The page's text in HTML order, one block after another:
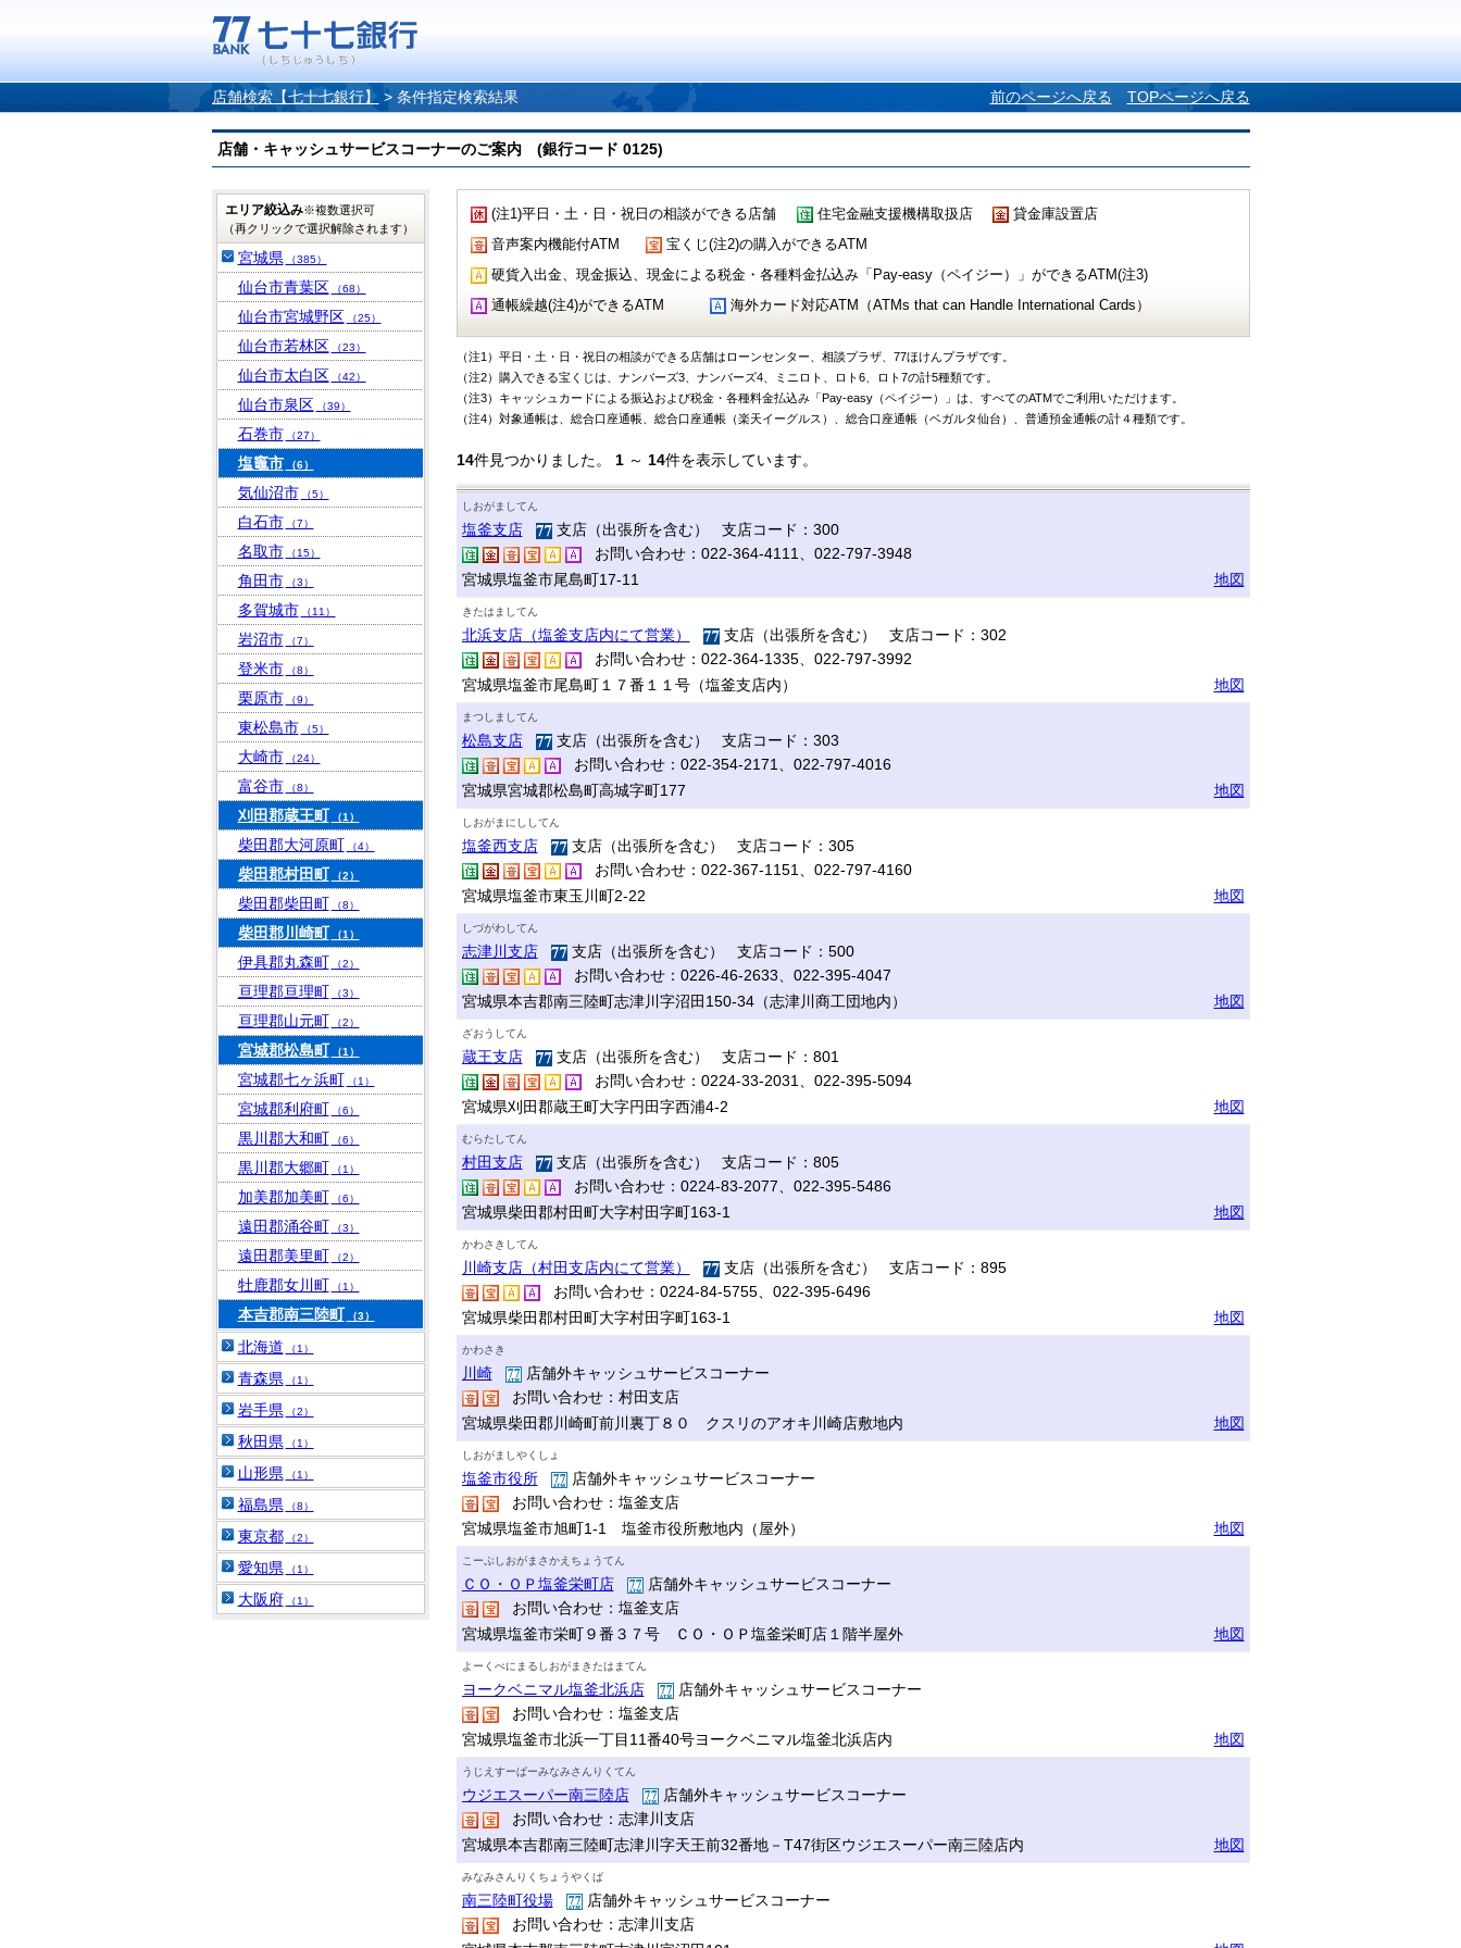
店舗検索【七十七銀行】 > 条件指定検索結果 前のページへ戻る TOPページへ戻る
店舗・キャッシュサービスコーナーのご案内 (銀行コード 0125)
(注1)平日・土・日・祝日の相談ができる店舗 住宅金融支援機構取扱店
貸金庫設置店
音声案内機能付ATM
宝くじ(注2)の購入ができるATM
硬貨入出金、現金振込、現金による税金・各種料金払込み「Pay-easy（ペイジー）」ができるATM(注3)
通帳繰越(注4)ができるATM
海外カード対応ATM（ATMs that can Handle International Cards）
（注1）平日・土・日・祝日の相談ができる店舗はローンセンター、相談プラザ、77ほけんプラザです。
（注2）購入できる宝くじは、ナンバーズ3、ナンバーズ4、ミニロト、ロト6、ロト7の計5種類です。
（注3）キャッシュカードによる振込および税金・各種料金払込み「Pay-easy（ペイジー）」は、すべてのATMでご利用いただけます。
（注4）対象通帳は、総合口座通帳、総合口座通帳（楽天イーグルス）、総合口座通帳（ベガルタ仙台）、普通預金通帳の計４種類です。
14件見つかりました。 1～ 14件を表示しています。
しおがましてん
塩釜支店
支店（出張所を含む） 支店コード：300
お問い合わせ：022-364-4111、022-797-3948
宮城県塩釜市尾島町17‐11
地図
きたはましてん
北浜支店（塩釜支店内にて営業）
支店（出張所を含む） 支店コード：302
お問い合わせ：022-364-1335、022-797-3992
宮城県塩釜市尾島町１７番１１号（塩釜支店内）
地図
まつしましてん
松島支店
支店（出張所を含む） 支店コード：303
お問い合わせ：022-354-2171、022-797-4016
宮城県宮城郡松島町高城字町177
地図
しおがまにししてん
塩釜西支店
支店（出張所を含む） 支店コード：305
お問い合わせ：022-367-1151、022-797-4160
宮城県塩釜市東玉川町2-22
地図
しづがわしてん
志津川支店
支店（出張所を含む） 支店コード：500
お問い合わせ：0226-46-2633、022-395-4047
宮城県本吉郡南三陸町志津川字沼田150-34（志津川商工団地内）
地図
ざおうしてん
蔵王支店
支店（出張所を含む） 支店コード：801
お問い合わせ：0224-33-2031、022-395-5094
宮城県刈田郡蔵王町大字円田字西浦4-2
地図
むらたしてん
村田支店
支店（出張所を含む） 支店コード：805
お問い合わせ：0224-83-2077、022-395-5486
宮城県柴田郡村田町大字村田字町163-1
地図
かわさきしてん
川崎支店（村田支店内にて営業）
支店（出張所を含む） 支店コード：895
お問い合わせ：0224-84-5755、022-395-6496
宮城県柴田郡村田町大字村田字町163-1
地図
かわさき
川崎
店舗外キャッシュサービスコーナー
お問い合わせ：村田支店
宮城県柴田郡川崎町前川裏丁８０ クスリのアオキ川崎店敷地内
地図
しおがましやくしょ
塩釜市役所
店舗外キャッシュサービスコーナー
お問い合わせ：塩釜支店
宮城県塩釜市旭町1-1 塩釜市役所敷地内（屋外）
地図
こーぷしおがまさかえちょうてん
ＣＯ・ＯＰ塩釜栄町店
店舗外キャッシュサービスコーナー
お問い合わせ：塩釜支店
宮城県塩釜市栄町９番３７号 ＣＯ・ＯＰ塩釜栄町店１階半屋外
地図
よーくべにまるしおがまきたはまてん
ヨークベニマル塩釜北浜店
店舗外キャッシュサービスコーナー
お問い合わせ：塩釜支店
宮城県塩釜市北浜一丁目11番40号ヨークベニマル塩釜北浜店内
地図
うじえすーぱーみなみさんりくてん
ウジエスーパー南三陸店
店舗外キャッシュサービスコーナー
お問い合わせ：志津川支店
宮城県本吉郡南三陸町志津川字天王前32番地－T47街区ウジエスーパー南三陸店内
地図
みなみさんりくちょうやくば
南三陸町役場
店舗外キャッシュサービスコーナー
お問い合わせ：志津川支店
エリア絞込み※複数選択可
（再クリックで選択解除されます）
宮城県 （385）
仙台市青葉区 （68）
仙台市宮城野区 （25）
仙台市若林区 （23）
仙台市太白区 （42）
仙台市泉区 （39）
石巻市 （27）
塩竈市 （6）
気仙沼市 （5）
白石市 （7）
名取市 （15）
角田市 （3）
多賀城市 （11）
岩沼市 （7）
登米市 （8）
栗原市 （9）
東松島市 （5）
大崎市 （24）
富谷市 （8）
刈田郡蔵王町 （1）
柴田郡大河原町 （4）
柴田郡村田町 （2）
柴田郡柴田町 （8）
柴田郡川崎町 （1）
伊具郡丸森町 （2）
亘理郡亘理町 （3）
亘理郡山元町 （2）
宮城郡松島町 （1）
宮城郡七ヶ浜町 （1）
宮城郡利府町 （6）
黒川郡大和町 （6）
黒川郡大郷町 （1）
加美郡加美町 （6）
遠田郡涌谷町 （3）
遠田郡美里町 （2）
牡鹿郡女川町 （1）
本吉郡南三陸町 （3）
北海道 （1）
青森県 （1）
岩手県 （2）
秋田県 （1）
山形県 （1）
福島県 （8）
東京都 （2）
愛知県 （1）
大阪府 （1）